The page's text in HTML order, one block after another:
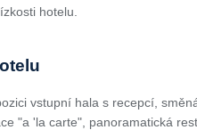
hotelu.
vstupní hala s recepcí,
"a 'la carte", panoramatická